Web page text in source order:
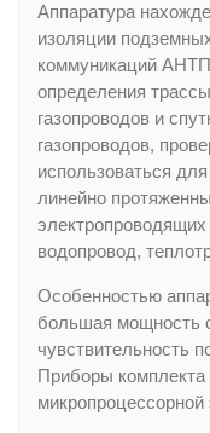
Аппаратура
изоляции
коммуникаций
определения
газопроводов и
газопроводов,
использоваться
линейно
водопровод,
Особенностью
большая мощность
чувствительность
Приборы